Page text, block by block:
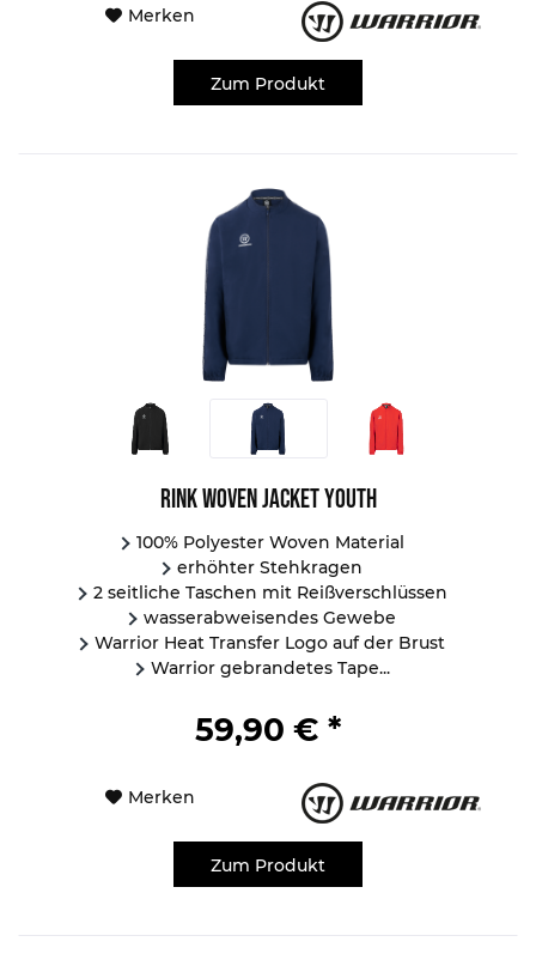
Merken
Zum Produkt
Rink Woven Jacket Youth
100% Polyester Woven Material
erhöhter Stehkragen
2 seitliche Taschen mit Reißverschlüssen
wasserabweisendes Gewebe
Warrior Heat Transfer Logo auf der Brust
Warrior gebrandetes Tape...
59,90 € *
Merken
Zum Produkt